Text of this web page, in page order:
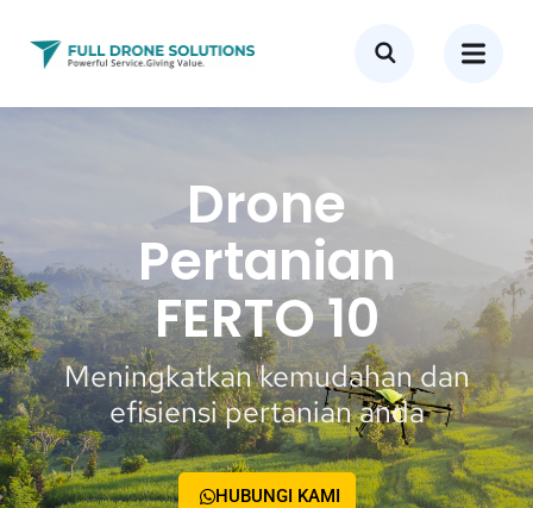
Drone
Pertanian
FERTO 10
Meningkatkan kemudahan dan
efisiensi pertanian anda
HUBUNGI KAMI